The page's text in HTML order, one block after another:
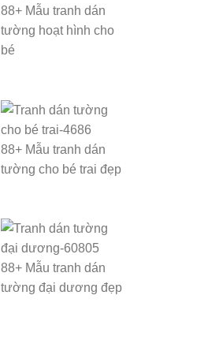
88+ Mẫu tranh dán
tường hoạt hình cho
bé
88+ Mẫu tranh dán
tường cho bé trai đẹp
88+ Mẫu tranh dán
tường đại dương đẹp